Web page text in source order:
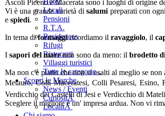
Locali
Pensioni
R.T.A.
Residences
Rifugi
Ristoranti
Villaggi turistici
Tutte le categorie...
Scopri le Marche
News / Eventi
CuriositÃ
LocalitÃ
Ascoli Piceno e Macerata sono i luoghi di origine
Vi è una grande varietà disalumi preparati con
e spiedi.
In tema diformaggiricordiamo il ravaggiolo, il
I sapori del marenon sono da meno: il brodetto
Ma non c'è piatto che non si esalti al meglio se
Metauro, Colli Maceratesi, Colli Pesaresi, Esino,
Verdicchio dei Castelli di Jesi e Verdicchio di
Sceglere il migliore è un' impresa ardua. Non vi